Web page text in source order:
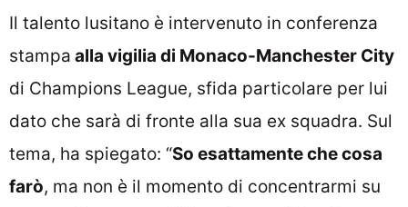
Il talento lusitano è intervenuto in conferenza
stampa alla vigilia di Monaco-Manchester City
di Champions League, sfida particolare per lui
dato che sarà di fronte alla sua ex squadra. Sul
tema, ha spiegato: “So esattamente che cosa
farò, ma non è il momento di concentrarmi su